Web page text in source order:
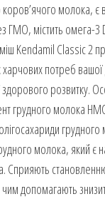
молока, є
ГМО, містить омега-3
Kendamil Classic 2
потреб вашої
здорового розвитку.
грудного молока
молока, який є
Сприяють
допомагають